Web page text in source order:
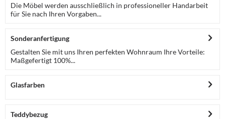
Die Möbel werden ausschließlich in professioneller Handarbeit
für Sie nach Ihren Vorgaben...
Sonderanfertigung
Gestalten Sie mit uns Ihren perfekten Wohnraum Ihre Vorteile:
Maßgefertigt 100%...
Glasfarben
Teddybezug